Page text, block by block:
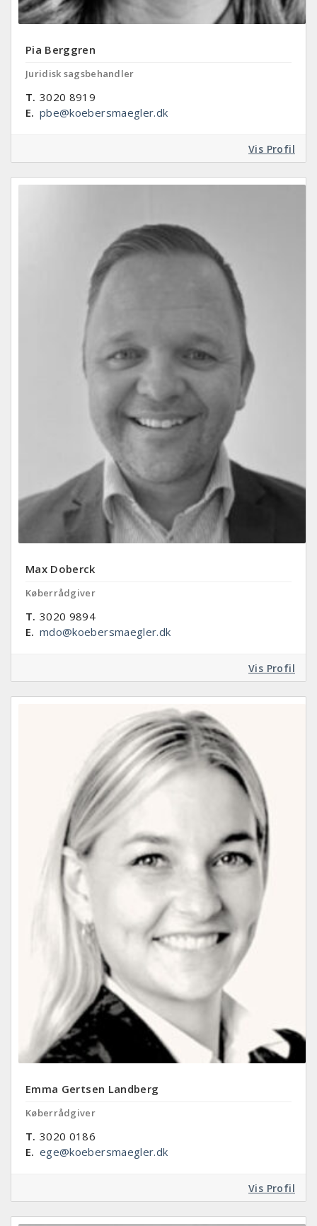
Pia Berggren
Juridisk sagsbehandler
T. 3020 8919
E. pbe@koebersmaegler.dk
Vis Profil
Max Doberck
Køberrådgiver
T. 3020 9894
E. mdo@koebersmaegler.dk
Vis Profil
Emma Gertsen Landberg
Køberrådgiver
T. 3020 0186
E. ege@koebersmaegler.dk
Vis Profil